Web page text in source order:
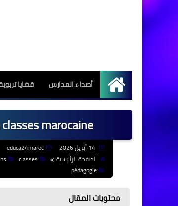
الرئيسية
أصداء المدارس قضايا
marocaine
14 أبريل 2026
educa24maroc
الصفحة الرئيسية
classes
pédagogie
محتويات المقال